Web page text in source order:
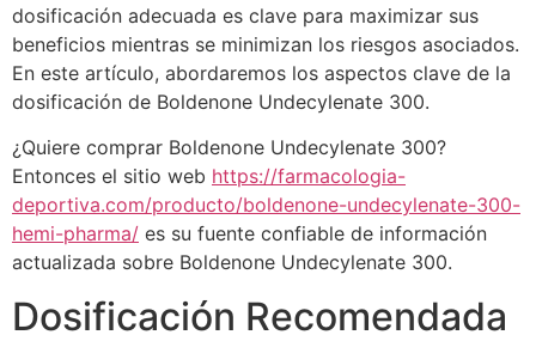
dosificación adecuada es clave para maximizar sus
beneficios mientras se minimizan los riesgos asociados.
En este artículo, abordaremos los aspectos clave de la
dosificación de Boldenone Undecylenate 300.
¿Quiere comprar Boldenone Undecylenate 300?
Entonces el sitio web https://farmacologia-
deportiva.com/producto/boldenone-undecylenate-300-
hemi-pharma/ es su fuente confiable de información
actualizada sobre Boldenone Undecylenate 300.
Dosificación Recomendada